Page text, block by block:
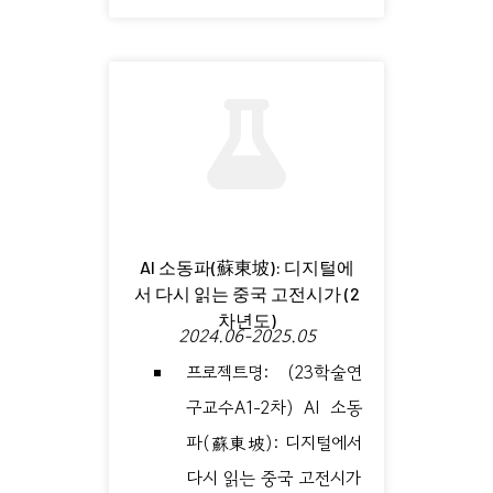
AI 소동파(蘇東坡): 디지털에
서 다시 읽는 중국 고전시가 (2
차년도)
2024.06-2025.05
프로젝트명: (23학술연
구교수A1-2차) AI 소동
파(蘇東坡): 디지털에서
다시 읽는 중국 고전시가